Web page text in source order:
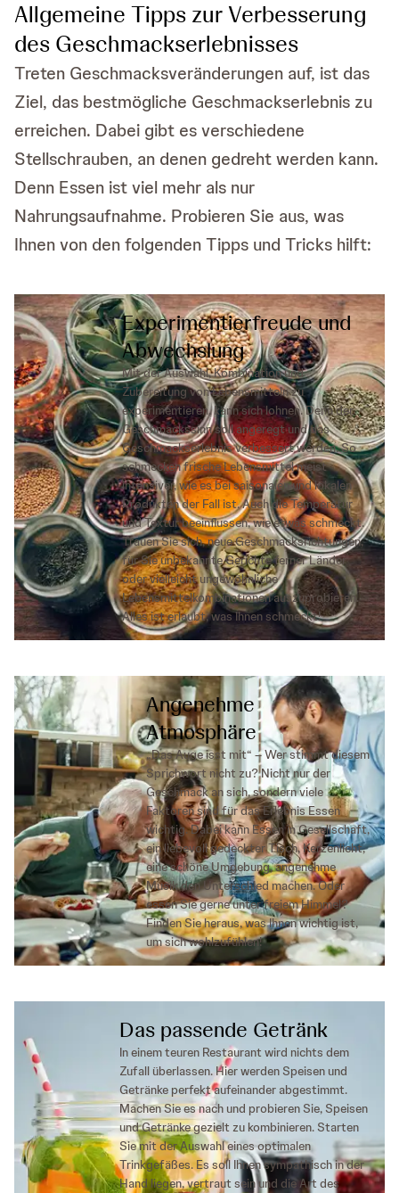
Allgemeine Tipps zur Verbesserung
des Geschmackserlebnisses
Treten Geschmacksveränderungen auf, ist das
Ziel, das bestmögliche Geschmackserlebnis zu
erreichen. Dabei gibt es verschiedene
Stellschrauben, an denen gedreht werden kann.
Denn Essen ist viel mehr als nur
Nahrungsaufnahme. Probieren Sie aus, was
Ihnen von den folgenden Tipps und Tricks hilft:
Experimentierfreude und
Abwechslung
Mit der Auswahl, Kombination und
Zubereitung von Lebensmitteln zu
experimentieren, kann sich lohnen. Denn der
Geschmackssinn soll angeregt und das
Geschmackserlebnis verbessert werden. So
schmecken frische Lebensmittel meist
intensiver, wie es bei saisonalen und lokalen
Produkten der Fall ist. Auch die Temperatur
und Textur beeinflussen, wie etwas schmeckt.
Trauen Sie sich, neue Geschmacksrichtungen,
für Sie unbekannte Gerichte ferner Länder
oder vielleicht ungewöhnliche
Lebensmittelkombinationen auszuprobieren.
Alles ist erlaubt, was Ihnen schmeckt!
Angenehme
Atmosphäre
„Das Auge isst mit“ – Wer stimmt diesem
Sprichwort nicht zu? Nicht nur der
Geschmack an sich, sondern viele
Faktoren sind für das Erlebnis Essen
wichtig. Dabei kann Essen in Gesellschaft,
ein liebevoll gedeckter Tisch, Kerzenlicht,
eine schöne Umgebung, angenehme
Musik den Unterschied machen. Oder
essen Sie gerne unter freiem Himmel?
Finden Sie heraus, was Ihnen wichtig ist,
um sich wohlzufühlen!
Das passende Getränk
In einem teuren Restaurant wird nichts dem
Zufall überlassen. Hier werden Speisen und
Getränke perfekt aufeinander abgestimmt.
Machen Sie es nach und probieren Sie, Speisen
und Getränke gezielt zu kombinieren. Starten
Sie mit der Auswahl eines optimalen
Trinkgefäßes. Es soll Ihnen sympathisch in der
Hand liegen, vertraut sein und die Art des